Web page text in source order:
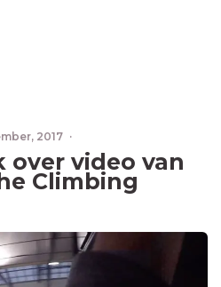
2017 ·
over video van
Climbing